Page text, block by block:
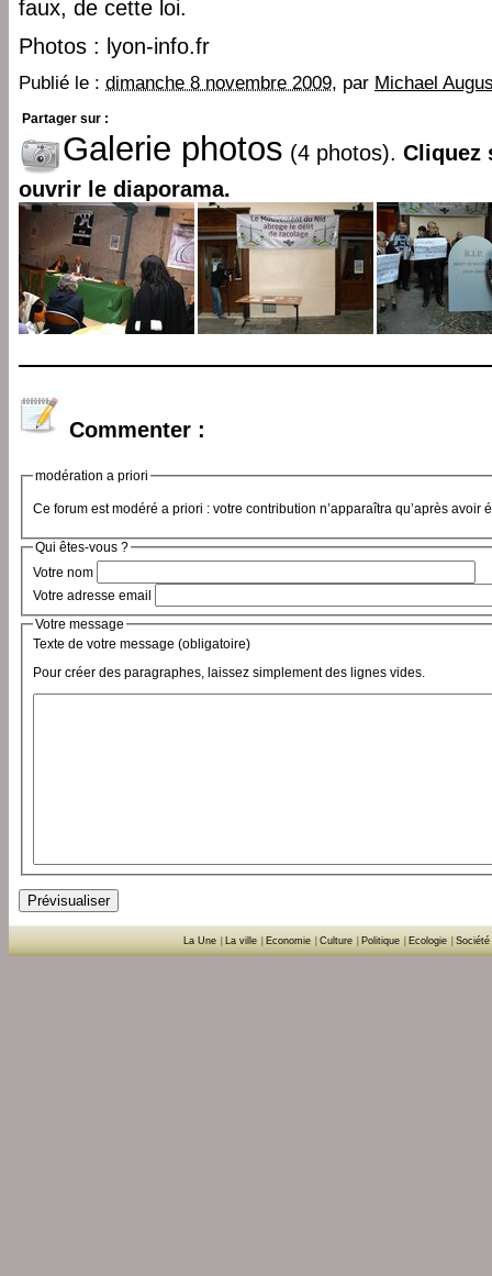
faux, de cette loi.
Photos : lyon-info.fr
Publié le : dimanche 8 novembre 2009, par Michael
Partager sur :
Galerie photos (4 photos). Cliquez
ouvrir le diaporama.
Commenter :
modération a priori
Ce forum est modéré a priori : votre contribution n’apparaîtra qu’après avoir
Qui êtes-vous ?
Votre nom
Votre adresse email
Votre message
Texte de votre message (obligatoire)
Pour créer des paragraphes, laissez simplement des lignes vides.
La Une La ville Economie Culture Politique Ecologie Société